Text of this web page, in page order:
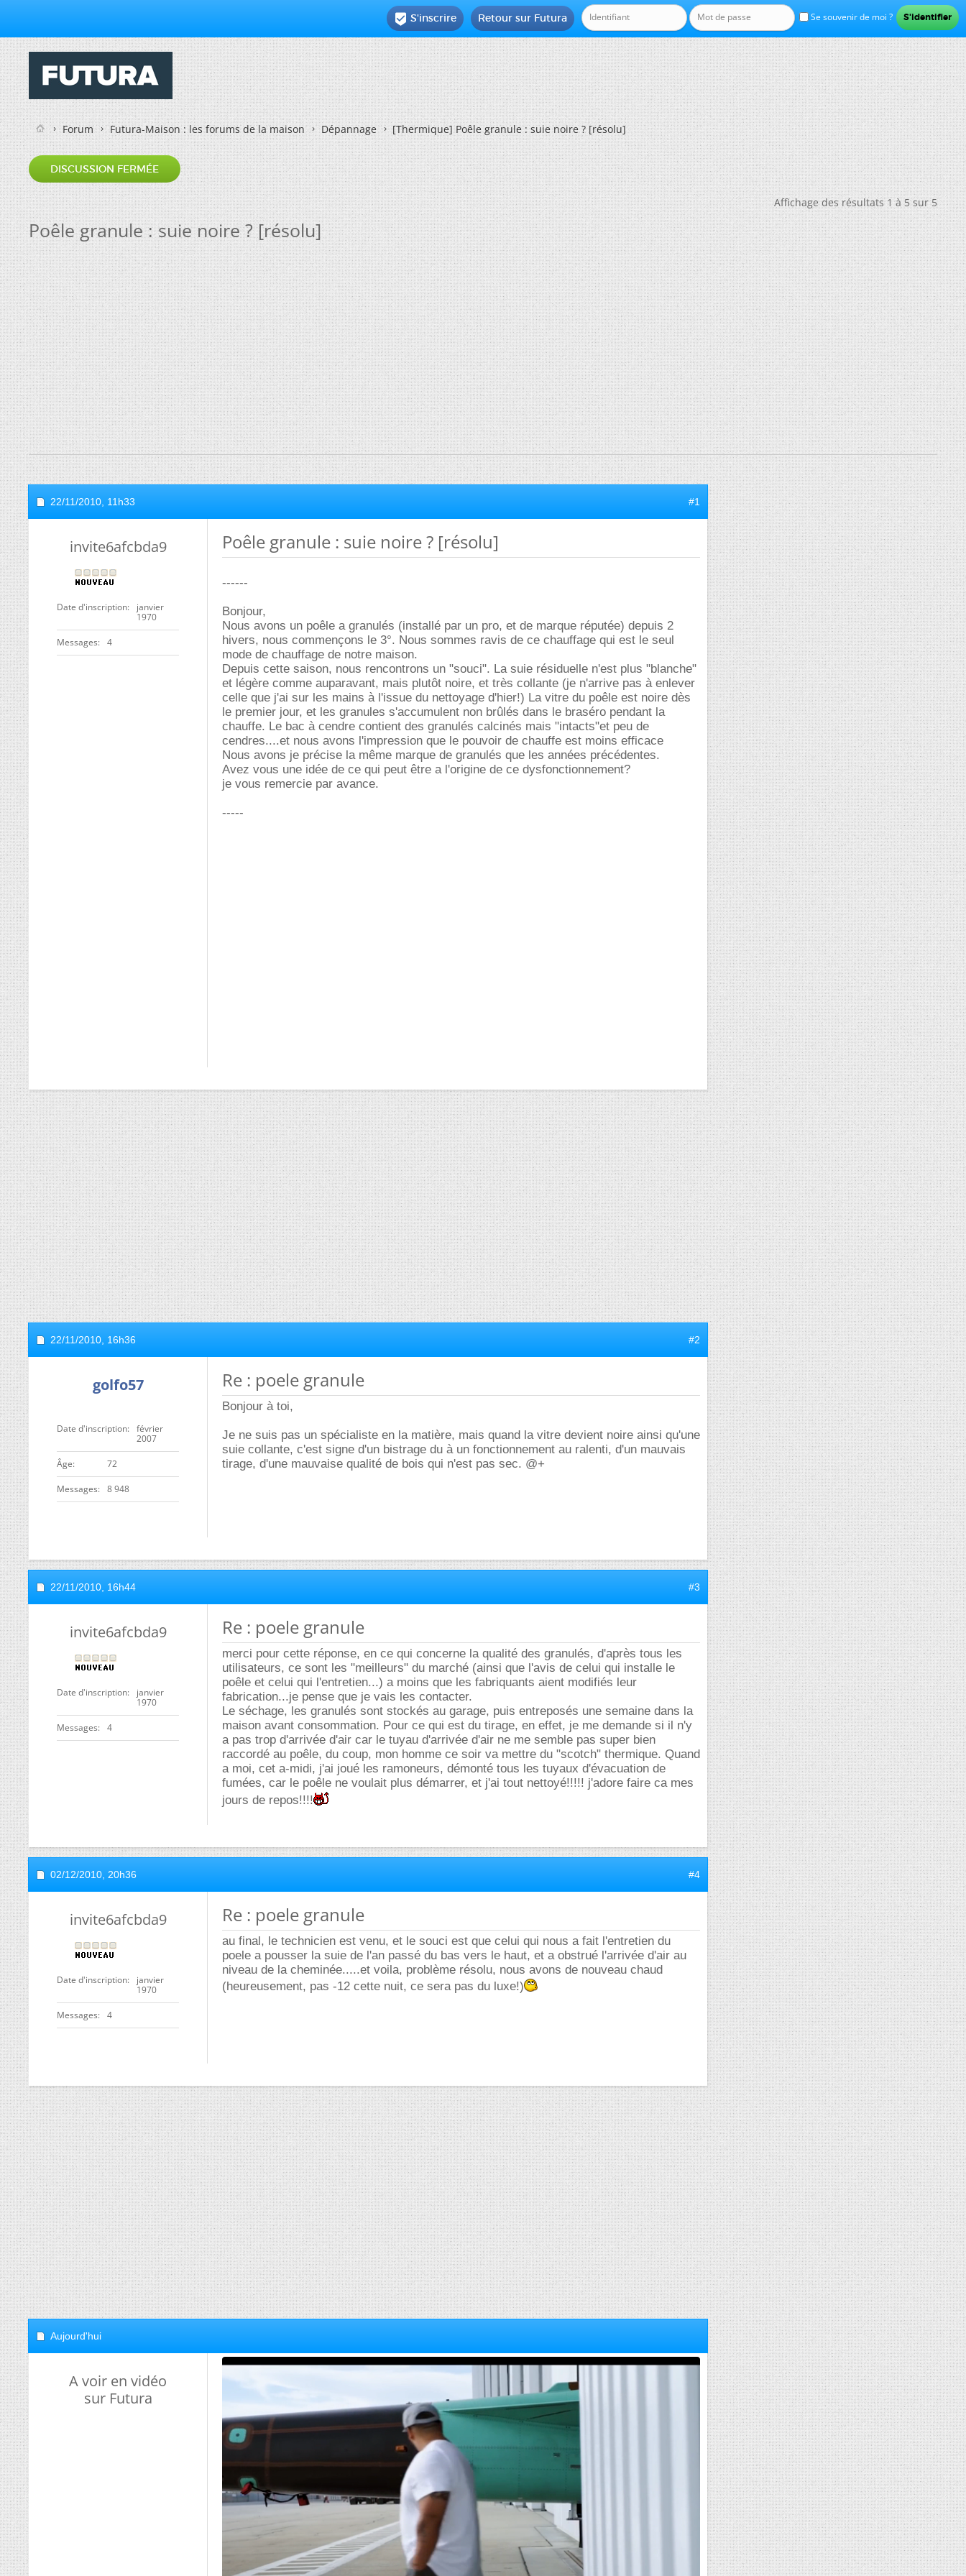
Se souvenir de moi ?
Retour sur Futura
 S'inscrire
Forum Futura-Maison : les forums de la maison Dépannage [Thermique]Poêle granule : suie noire ? [résolu]
DISCUSSION FERMÉE
Affichage des résultats 1 à 5 sur 5
Poêle granule : suie noire ? [résolu]
22/11/2010, 11h33 #1
invite6afcbda9
Date d'inscription
janvier
1970
Messages 4
Poêle granule : suie noire ? [résolu]
------
Bonjour,
Nous avons un poêle a granulés (installé par un pro, et de marque réputée) depuis 2
hivers, nous commençons le 3°. Nous sommes ravis de ce chauffage qui est le seul
mode de chauffage de notre maison.
Depuis cette saison, nous rencontrons un "souci". La suie résiduelle n'est plus "blanche"
et légère comme auparavant, mais plutôt noire, et très collante (je n'arrive pas à enlever
celle que j'ai sur les mains à l'issue du nettoyage d'hier!) La vitre du poêle est noire dès
le premier jour, et les granules s'accumulent non brûlés dans le braséro pendant la
chauffe. Le bac à cendre contient des granulés calcinés mais "intacts"et peu de
cendres....et nous avons l'impression que le pouvoir de chauffe est moins efficace
Nous avons je précise la même marque de granulés que les années précédentes.
Avez vous une idée de ce qui peut être a l'origine de ce dysfonctionnement?
je vous remercie par avance.
-----
22/11/2010, 16h36 #2
golfo57
Date d'inscription
février
2007
ge 72
Messages 8 948
Re : poele granule
Bonjour à toi,
Je ne suis pas un spécialiste en la matière, mais quand la vitre devient noire ainsi qu'une
suie collante, c'est signe d'un bistrage du à un fonctionnement au ralenti, d'un mauvais
tirage, d'une mauvaise qualité de bois qui n'est pas sec. @+
22/11/2010, 16h44 #3
invite6afcbda9
Date d'inscription
janvier
1970
Messages 4
Re : poele granule
merci pour cette réponse, en ce qui concerne la qualité des granulés, d'après tous les
utilisateurs, ce sont les "meilleurs" du marché (ainsi que l'avis de celui qui installe le
poêle et celui qui l'entretien...) a moins que les fabriquants aient modifiés leur
fabrication...je pense que je vais les contacter.
Le séchage, les granulés sont stockés au garage, puis entreposés une semaine dans la
maison avant consommation. Pour ce qui est du tirage, en effet, je me demande si il n'y
a pas trop d'arrivée d'air car le tuyau d'arrivée d'air ne me semble pas super bien
raccordé au poêle, du coup, mon homme ce soir va mettre du "scotch" thermique. Quand
a moi, cet a-midi, j'ai joué les ramoneurs, démonté tous les tuyaux d'évacuation de
fumées, car le poêle ne voulait plus démarrer, et j'ai tout nettoyé!!!!! j'adore faire ca mes
jours de repos!!!!
02/12/2010, 20h36 #4
invite6afcbda9
Date d'inscription
janvier
1970
Messages 4
Re : poele granule
au final, le technicien est venu, et le souci est que celui qui nous a fait l'entretien du
poele a pousser la suie de l'an passé du bas vers le haut, et a obstrué l'arrivée d'air au
niveau de la cheminée.....et voila, problème résolu, nous avons de nouveau chaud
(heureusement, pas -12 cette nuit, ce sera pas du luxe!)
Aujourd'hui
A voir en vidéo
sur Futura